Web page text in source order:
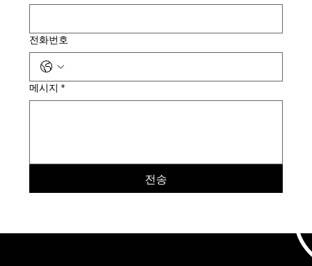
전화번호
메시지 *
전송